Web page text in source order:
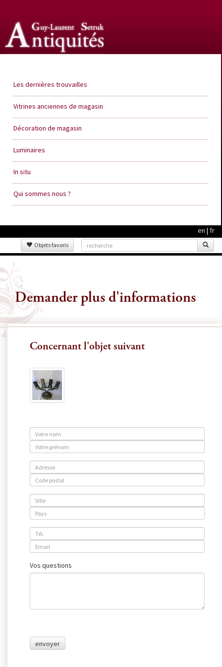
Les dernières trouvailles
Vitrines anciennes de magasin
Décoration de magasin
Luminaires
In situ
Qui sommes nous ?
en | fr
Objets favoris
Demander plus d'informations
Concernant l'objet suivant
Vos questions
envoyer